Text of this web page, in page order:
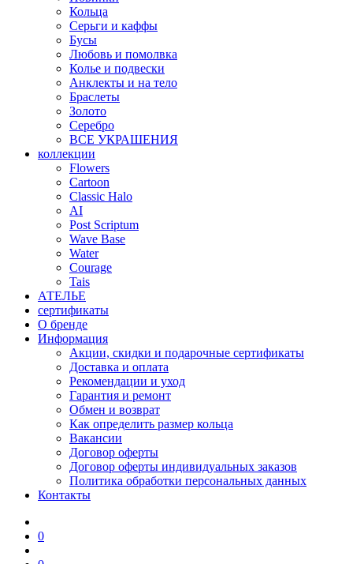
Кольца
Серьги и каффы
Бусы
Любовь и помолвка
Колье и подвески
Анклекты и на тело
Браслеты
Золото
Серебро
ВСЕ УКРАШЕНИЯ
коллекции
Flowers
Cartoon
Classic Halo
AI
Post Scriptum
Wave Base
Water
Courage
Tais
АТЕЛЬЕ
сертификаты
О бренде
Информация
Акции, скидки и подарочные сертификаты
Доставка и оплата
Рекомендации и уход
Гарантия и ремонт
Обмен и возврат
Как определить размер кольца
Вакансии
Договор оферты
Договор оферты индивидуальных заказов
Политика обработки персональных данных
Контакты
0